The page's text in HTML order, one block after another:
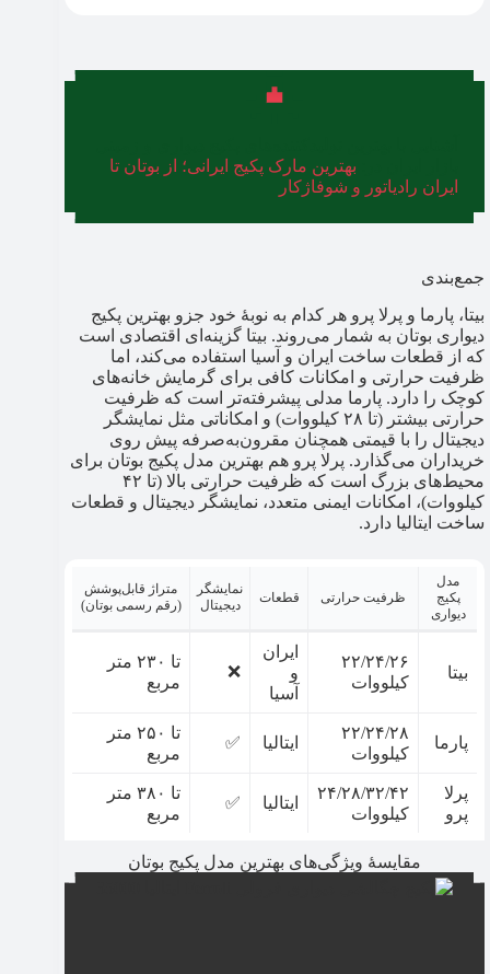
بهترین مارک پکیج ایرانی؛ از بوتان تا
ایران رادیاتور و شوفاژکار
جمع‌بندی
بیتا، پارما و پرلا پرو هر کدام به نوبۀ خود جزو بهترین پکیج
دیواری بوتان به شمار می‌روند. بیتا گزینه‌ای اقتصادی است
که از قطعات ساخت ایران و آسیا استفاده می‌کند، اما
ظرفیت حرارتی و امکانات کافی برای گرمایش خانه‌های
کوچک را دارد. پارما مدلی پیشرفته‌تر است که ظرفیت
حرارتی بیشتر (تا ۲۸ کیلووات) و امکاناتی مثل نمایشگر
دیجیتال را با قیمتی همچنان مقرون‌به‌صرفه پیش روی
خریداران می‌گذارد. پرلا پرو هم بهترین مدل پکیج بوتان برای
محیط‌های بزرگ است که ظرفیت حرارتی بالا (تا ۴۲
کیلووات)، امکانات ایمنی متعدد، نمایشگر دیجیتال و قطعات
ساخت ایتالیا دارد.
مدل
پکیج
دیواری
ظرفیت حرارتی قطعات
نمایشگر
دیجیتال
متراژ قابل‌پوشش
(رقم رسمی بوتان)
بیتا
۲۲/۲۴/۲۶
کیلووات
ایران
و
آسیا
❌
تا ۲۳۰ متر
مربع
پارما
۲۲/۲۴/۲۸
کیلووات
ایتالیا ✅
تا ۲۵۰ متر
مربع
پرلا
پرو
۲۴/۲۸/۳۲/۴۲
کیلووات
ایتالیا ✅
تا ۳۸۰ متر
مربع
مقایسۀ ویژگی‌های بهترین مدل پکیج بوتان